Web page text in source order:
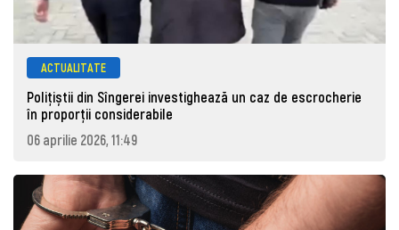
ACTUALITATE
Polițiștii din Sîngerei investighează un caz de escrocherie
în proporții considerabile
06 aprilie 2026, 11:49